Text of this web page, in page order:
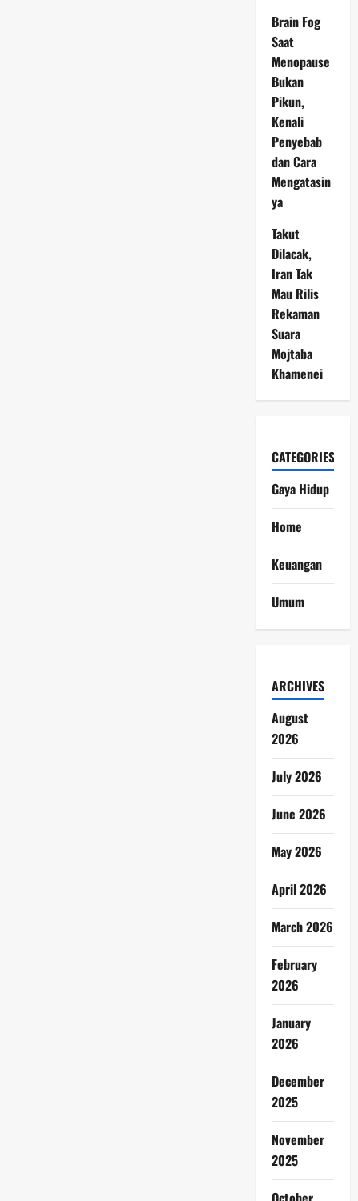
Brain Fog
Saat
Menopause
Bukan
Pikun,
Kenali
Penyebab
dan Cara
Mengatasin
ya
Takut
Dilacak,
Iran Tak
Mau Rilis
Rekaman
Suara
Mojtaba
Khamenei
CATEGORIES
Gaya Hidup
Home
Keuangan
Umum
ARCHIVES
August
2026
July 2026
June 2026
May 2026
April 2026
March 2026
February
2026
January
2026
December
2025
November
2025